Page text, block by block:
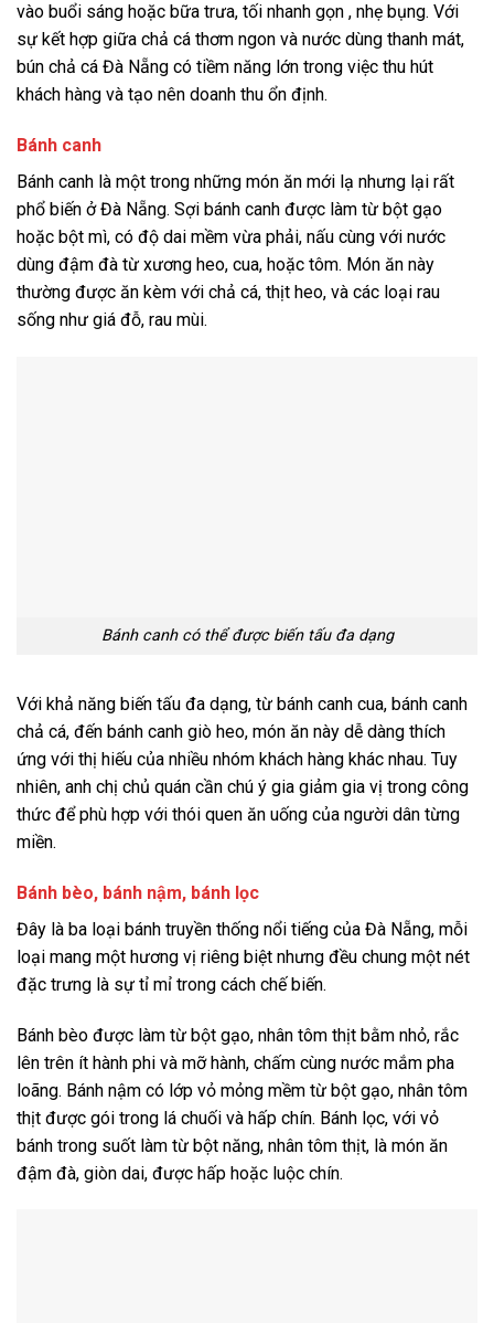
vào buổi sáng hoặc bữa trưa, tối nhanh gọn , nhẹ bụng. Với
sự kết hợp giữa chả cá thơm ngon và nước dùng thanh mát,
bún chả cá Đà Nẵng có tiềm năng lớn trong việc thu hút
khách hàng và tạo nên doanh thu ổn định.
Bánh canh
Bánh canh là một trong những món ăn mới lạ nhưng lại rất
phổ biến ở Đà Nẵng. Sợi bánh canh được làm từ bột gạo
hoặc bột mì, có độ dai mềm vừa phải, nấu cùng với nước
dùng đậm đà từ xương heo, cua, hoặc tôm. Món ăn này
thường được ăn kèm với chả cá, thịt heo, và các loại rau
sống như giá đỗ, rau mùi.
Bánh canh có thể được biến tấu đa dạng
Với khả năng biến tấu đa dạng, từ bánh canh cua, bánh canh
chả cá, đến bánh canh giò heo, món ăn này dễ dàng thích
ứng với thị hiếu của nhiều nhóm khách hàng khác nhau. Tuy
nhiên, anh chị chủ quán cần chú ý gia giảm gia vị trong công
thức để phù hợp với thói quen ăn uống của người dân từng
miền.
Bánh bèo, bánh nậm, bánh lọc
Đây là ba loại bánh truyền thống nổi tiếng của Đà Nẵng, mỗi
loại mang một hương vị riêng biệt nhưng đều chung một nét
đặc trưng là sự tỉ mỉ trong cách chế biến.
Bánh bèo được làm từ bột gạo, nhân tôm thịt bằm nhỏ, rắc
lên trên ít hành phi và mỡ hành, chấm cùng nước mắm pha
loãng. Bánh nậm có lớp vỏ mỏng mềm từ bột gạo, nhân tôm
thịt được gói trong lá chuối và hấp chín. Bánh lọc, với vỏ
bánh trong suốt làm từ bột năng, nhân tôm thịt, là món ăn
đậm đà, giòn dai, được hấp hoặc luộc chín.